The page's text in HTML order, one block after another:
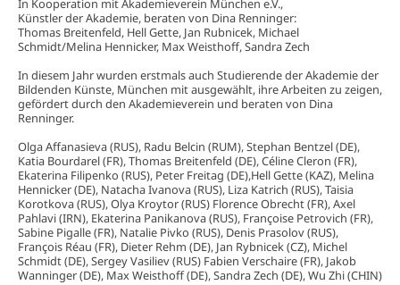
In Kooperation mit Akademieverein München e.V.,
Künstler der Akademie, beraten von Dina Renninger:
Thomas Breitenfeld, Hell Gette, Jan Rubnicek, Michael
Schmidt/Melina Hennicker, Max Weisthoff, Sandra Zech
In diesem Jahr wurden erstmals auch Studierende der Akademie der
Bildenden Künste, München mit ausgewählt, ihre Arbeiten zu zeigen,
gefördert durch den Akademieverein und beraten von Dina
Renninger.
Olga Affanasieva (RUS), Radu Belcin (RUM), Stephan Bentzel (DE),
Katia Bourdarel (FR), Thomas Breitenfeld (DE), Céline Cleron (FR),
Ekaterina Filipenko (RUS), Peter Freitag (DE),Hell Gette (KAZ), Melina
Hennicker (DE), Natacha Ivanova (RUS), Liza Katrich (RUS), Taisia
Korotkova (RUS), Olya Kroytor (RUS) Florence Obrecht (FR), Axel
Pahlavi (IRN), Ekaterina Panikanova (RUS), Françoise Petrovich (FR),
Sabine Pigalle (FR), Natalie Pivko (RUS), Denis Prasolov (RUS),
François Réau (FR), Dieter Rehm (DE), Jan Rybnicek (CZ), Michel
Schmidt (DE), Sergey Vasiliev (RUS) Fabien Verschaire (FR), Jakob
Wanninger (DE), Max Weisthoff (DE), Sandra Zech (DE), Wu Zhi (CHIN)